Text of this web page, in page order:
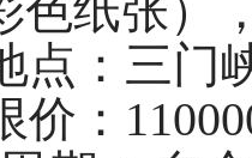
色纸张）
点：三门
价：